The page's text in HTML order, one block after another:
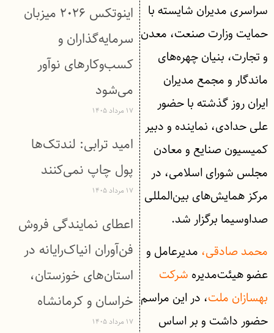
سراسری مدیران شایسته با
حمایت وزارت صنعت، معدن
و تجارت، بنیان چهره‌های
ماندگار و مجمع مدیران
ایران روز گذشته با حضور
علی حدادی، نماینده و دبیر
کمیسیون صنایع و معادن
مجلس شورای اسلامی، در
مرکز همایش‌های بین‌المللی
صداوسیما برگزار شد.
محمد صادقی، مدیرعامل و
عضو هیئت‌مدیره شرکت
بهسازان ملت، در این مراسم
حضور داشت و بر اساس
اینوتکس ۲۰۲۶ میزبان
سرمایه‌گذاران و
کسب‌وکارهای نوآور
می‌شود
۱۷ مرداد ۱۴۰۵
امید ترابی: لندتک‌ها
پول چاپ نمی‌کنند
۱۷ مرداد ۱۴۰۵
اعطای نمایندگی فروش
فن‌آوران انیاک‌رایانه در
استان‌های خوزستان،
خراسان و کرمانشاه
۱۷ مرداد ۱۴۰۵